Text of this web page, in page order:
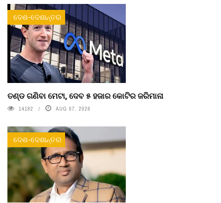
ଦେଶ-ଦେଶାନ୍ତର
ତଣ୍ଡ ଗଣିବା ମେଟା, ଦେବ ୫ ହଜାର କୋଟିର ଜରିମାନା
14182 AUG 07, 2026
ଦେଶ-ଦେଶାନ୍ତର